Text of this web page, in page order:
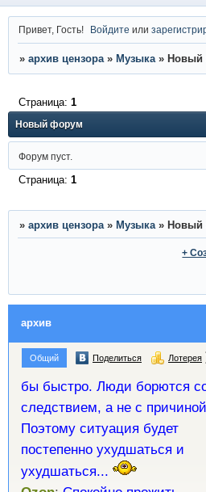
Привет, Гость! Войдите или
» архив цензора » Музыка » Новый
Новый форум
Страница: 1
Форум пуст.
Страница: 1
» архив цензора » Музыка » Новый
+